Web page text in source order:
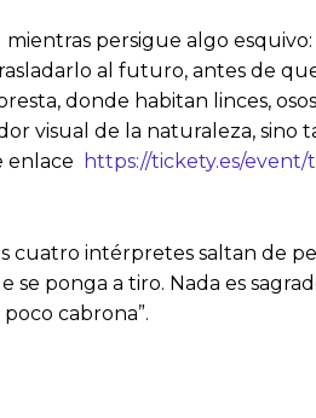
persigue algo
al futuro, antes de
donde habitan linces,
visual de la naturaleza, sino
enlace
https://tickety.es/
cuatro intérpretes saltan de
ponga a tiro. Nada es
cabrona”.